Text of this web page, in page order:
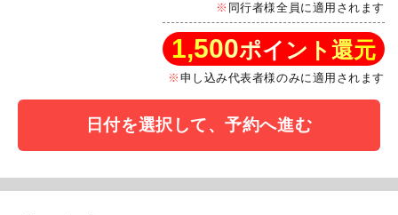
同行者様全員に適用されます
1,500ポイント還元
申し込み代表者様のみに適用されます
日付を選択して、予約へ進む